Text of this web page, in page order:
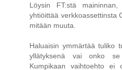
Löysin FT:stä
yhtiöittää verkkoassettinsta
mitään muuta.
Haluaisin ymmärtää tuliko
yllätyksenä vai onko
Kumpikaan vaihtoehto ei